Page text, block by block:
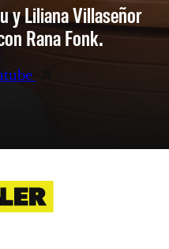
y Liliana Villaseñor
Rana Fonk.